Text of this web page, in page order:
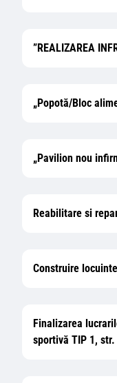
”REALIZAREA
„Popotă/Bloc
„Pavilion nou
Reabilitare si
Construire
Finalizarea
sportivă TIP 1,